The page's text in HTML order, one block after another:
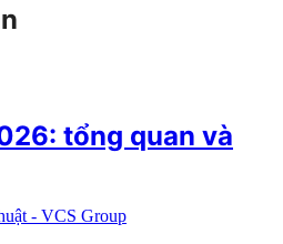
tổng quan và
- VCS Group